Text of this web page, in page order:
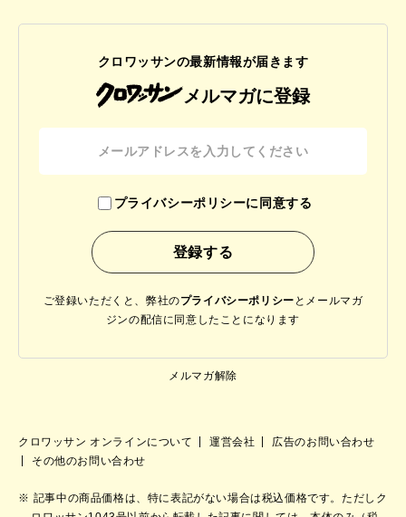
クロワッサンの最新情報が届きます
メルマガに登録
プライバシーポリシーに同意する
ご登録いただくと、弊社のプライバシーポリシー と メールマガ
ジンの配信に同意したことになります
メルマガ解除
クロワッサン オンラインについて 運営会社
広告のお問い合わせ
その他のお問い合わせ
記事中の商品価格は、特に表記がない場合は税込価格です。ただしク